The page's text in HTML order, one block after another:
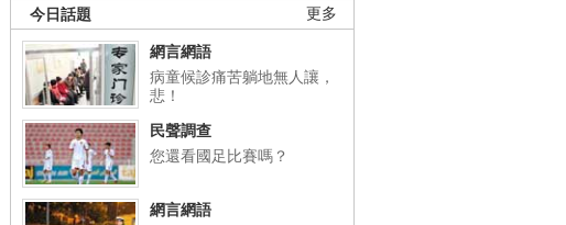
更多
今日話題
網言網語
病童候診痛苦躺地無人讓，
悲！
民聲調查
您還看國足比賽嗎？
網言網語